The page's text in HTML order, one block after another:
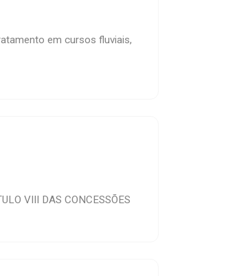
em cursos fluviais,
VIII DAS CONCESSÕES